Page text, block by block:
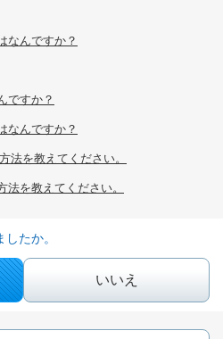
なんですか？
ですか？
なんですか？
法を教えてください。
法を教えてください。
たか。
いいえ